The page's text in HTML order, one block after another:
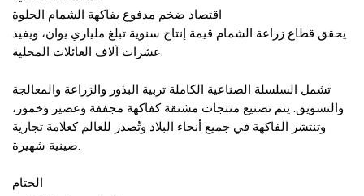
اقتصاد ضخم مدفوع بفاكهة الشمام الحلوة
يحقق قطاع زراعة الشمام قيمة إنتاج سنوية تبلغ ملياري يوان، ويفيد
عشرات آلاف العائلات المحلية.
تشمل السلسلة الصناعية الكاملة تربية البذور والزراعة والمعالجة
والتسويق. يتم تصنيع منتجات مشتقة كفاكهة مجففة وعصير وخمور،
وتنتشر الفاكهة في جميع أنحاء البلاد وتُصدر للعالم كعلامة تجارية
صينية شهيرة.
الختام